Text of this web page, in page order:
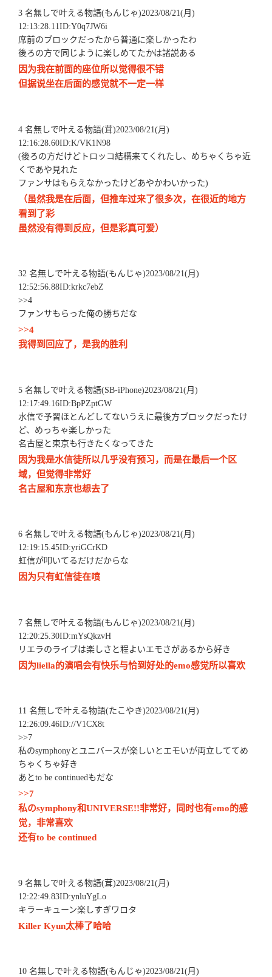
3 名無しで叶える物語(もんじゃ)2023/08/21(月)
12:13:28.11ID:Y0q7JW6i
席前のブロックだったから普通に楽しかったわ
後ろの方で同じように楽しめてたかは諸説ある
因为我在前面的座位所以觉得很不错
但据说坐在后面的感觉就不一定一样
4 名無しで叶える物語(茸)2023/08/21(月)
12:16:28.60ID:K/VK1N98
(後ろの方だけどトロッコ結構来てくれたし、めちゃくちゃ近
くであや見れた
ファンサはもらえなかったけどあやかわいかった)
（虽然我是在后面，但推车过来了很多次，在很近的地方
看到了彩
虽然没有得到反应，但是彩真可爱）
32 名無しで叶える物語(もんじゃ)2023/08/21(月)
12:52:56.88ID:krkc7ebZ
>>4
ファンサもらった俺の勝ちだな
>>4
我得到回应了，是我的胜利
5 名無しで叶える物語(SB-iPhone)2023/08/21(月)
12:17:49.16ID:BpPZptGW
水信で予習ほとんどしてないうえに最後方ブロックだったけ
ど、めっちゃ楽しかった
名古屋と東京も行きたくなってきた
因为我是水信徒所以几乎没有预习，而是在最后一个区
域，但觉得非常好
名古屋和东京也想去了
6 名無しで叶える物語(もんじゃ)2023/08/21(月)
12:19:15.45ID:yriGCrKD
虹信が叩いてるだけだからな
因为只有虹信徒在喷
7 名無しで叶える物語(もんじゃ)2023/08/21(月)
12:20:25.30ID:mYsQkzvH
リエラのライブは楽しさと程よいエモさがあるから好き
因为liella的演唱会有快乐与恰到好处的emo感觉所以喜欢
11 名無しで叶える物語(たこやき)2023/08/21(月)
12:26:09.46ID://V1CX8t
>>7
私のsymphonyとユニバースが楽しいとエモいが両立しててめ
ちゃくちゃ好き
あとto be continuedもだな
>>7
私のsymphony和UNIVERSE!!非常好，同时也有emo的感
觉，非常喜欢
还有to be continued
9 名無しで叶える物語(茸)2023/08/21(月)
12:22:49.83ID:ynluYgLo
キラーキューン楽しすぎワロタ
Killer Kyun太棒了哈哈
10 名無しで叶える物語(もんじゃ)2023/08/21(月)